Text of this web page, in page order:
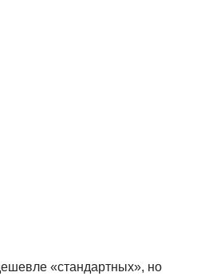
«стандартных», но